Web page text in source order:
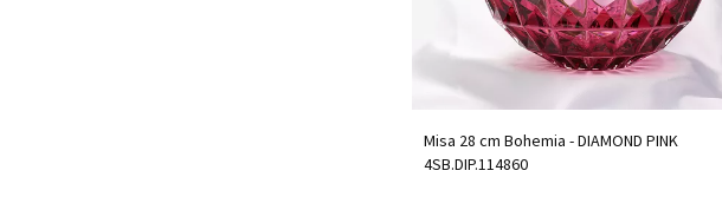
Misa 28 cm Bohemia - DIAMOND PINK
4SB.DIP.114860